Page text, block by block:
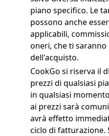
piano specifico. Le
possono anche
applicabili,
oneri, che ti
dell'acquisto.
CookGo si riserva il
prezzi di qualsiasi
in qualsiasi
ai prezzi sarà
avrà effetto
ciclo di fatturazione.